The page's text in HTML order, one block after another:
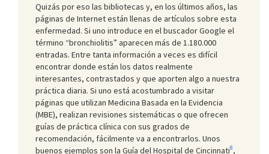
Quizás por eso las bibliotecas y, en los últimos años, las
páginas de Internet están llenas de artículos sobre esta
enfermedad. Si uno introduce en el buscador Google el
término “bronchiolitis” aparecen más de 1.180.000
entradas. Entre tanta información a veces es difícil
encontrar donde están los datos realmente
interesantes, contrastados y que aporten algo a nuestra
práctica diaria. Si uno está acostumbrado a visitar
páginas que utilizan Medicina Basada en la Evidencia
(MBE), realizan revisiones sistemáticas o que ofrecen
guías de práctica clínica con sus grados de
recomendación, fácilmente va a encontrarlos. Unos
buenos ejemplos son la Guía del Hospital de Cincinnati8,